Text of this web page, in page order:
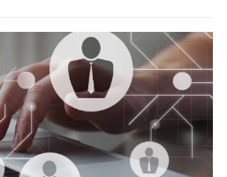
[…]